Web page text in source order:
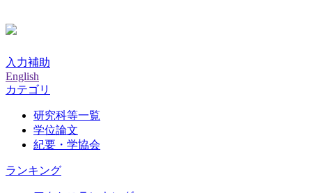
入力補助
English
カテゴリ
研究科等一覧
学位論文
紀要・学協会
ランキング